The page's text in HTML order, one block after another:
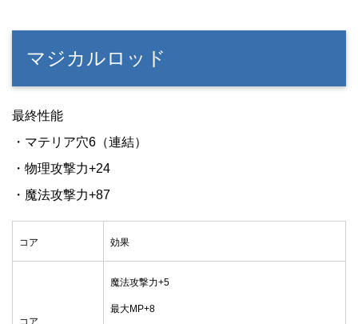
マジカルロッド
最終性能
・マテリア穴6（連結）
・物理攻撃力+24
・魔法攻撃力+87
コア 効果
魔法攻撃力+5
最大MP+8